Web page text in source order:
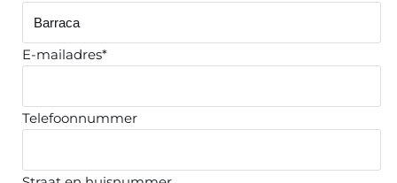
E-mailadres*
Telefoonnummer